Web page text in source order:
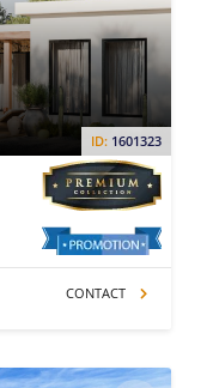
ID: 1601323
CONTACT